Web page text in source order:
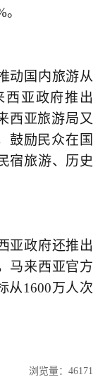
动国内旅游从
西亚政府推出
西亚旅游局又
鼓励民众在国
宿旅游、历史
亚政府还推出
马来西亚官方
从1600万人次
浏览量：46171